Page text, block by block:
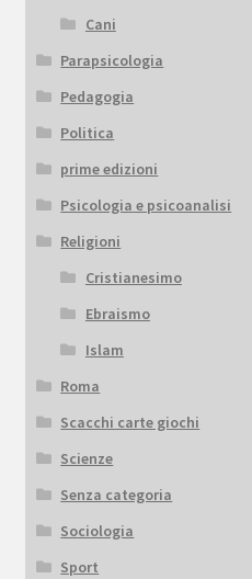
Cani
Parapsicologia
Pedagogia
Politica
prime edizioni
Psicologia e psicoanalisi
Religioni
Cristianesimo
Ebraismo
Islam
Roma
Scacchi carte giochi
Scienze
Senza categoria
Sociologia
Sport